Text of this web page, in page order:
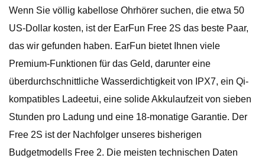
Wenn Sie völlig kabellose Ohrhörer suchen, die etwa 50
US-Dollar kosten, ist der EarFun Free 2S das beste Paar,
das wir gefunden haben. EarFun bietet Ihnen viele
Premium-Funktionen für das Geld, darunter eine
überdurchschnittliche Wasserdichtigkeit von IPX7, ein Qi-
kompatibles Ladeetui, eine solide Akkulaufzeit von sieben
Stunden pro Ladung und eine 18-monatige Garantie. Der
Free 2S ist der Nachfolger unseres bisherigen
Budgetmodells Free 2. Die meisten technischen Daten